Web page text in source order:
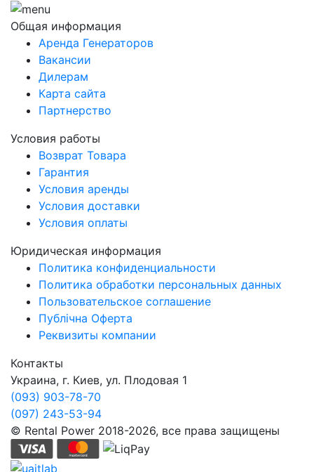
Общая информация
Аренда Генераторов
Вакансии
Дилерам
Карта сайта
Партнерство
Условия работы
Возврат Товара
Гарантия
Условия аренды
Условия доставки
Условия оплаты
Юридическая информация
Политика конфиденциальности
Политика обработки персональных данных
Пользовательское соглашение
Публічна Оферта
Реквизиты компании
Контакты
Украина, г. Киев, ул. Плодовая 1
(093) 903-78-70
(097) 243-53-94
© Rental Power 2018-2026, все права защищены